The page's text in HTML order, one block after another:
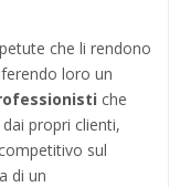
che li rendono
loro un
che
propri clienti,
sul
di un